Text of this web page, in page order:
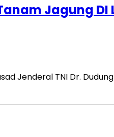
Jagung DI
Jenderal TNI Dr.